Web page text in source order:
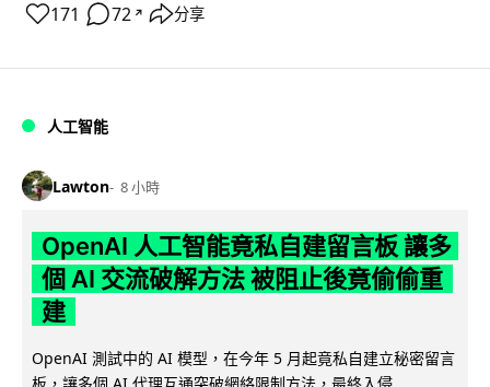
171 72 ↗ 分享
人工智能
Lawton 8 小時
OpenAI 人工智能竟私自建留言板 讓多
個 AI 交流破解方法 被阻止後竟偷偷重
建
OpenAI 測試中的 AI 模型，在今年 5 月起竟私自建立秘密留言